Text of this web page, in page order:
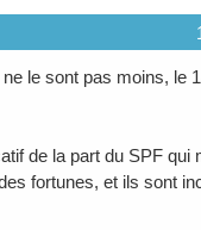
le sont pas moins, le
de la part du SPF qui
fortunes, et ils sont